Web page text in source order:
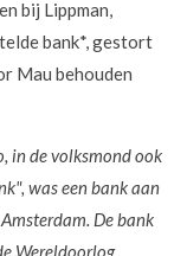
bij Lippman,
bank*, gestort
Mau behouden
in de volksmond ook
was een bank aan
De bank